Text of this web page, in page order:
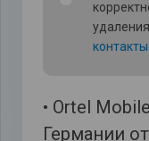
контакты
• Ortel
Германии